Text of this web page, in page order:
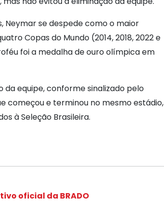
Neymar se despede como o maior
Copas do Mundo (2014, 2018, 2022 e
foi a medalha de ouro olímpica em
equipe, conforme sinalizado pelo
começou e terminou no mesmo estádio,
à Seleção Brasileira.
oficial da BRADO